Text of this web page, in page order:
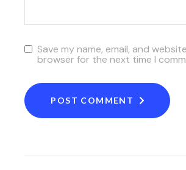
Save my name, email, and
browser for the next time I
POST COMMENT